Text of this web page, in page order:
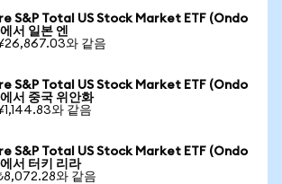
S&P Total US Stock Market ETF (Ondo
서 일본 엔
와 같음
S&P Total US Stock Market ETF (Ondo
서 중국 위안화
와 같음
S&P Total US Stock Market ETF (Ondo
서 터키 리라
와 같음